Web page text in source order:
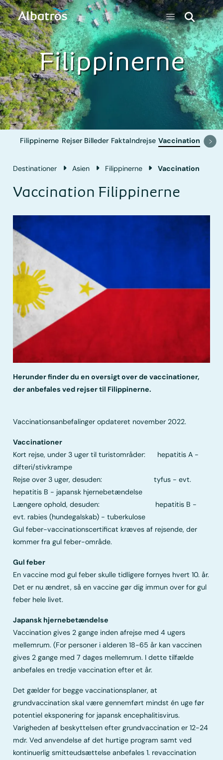
Filippinerne
Filippinerne Rejser Billeder FaktaIndrejse Vaccination
Destinationer Asien Filippinerne Vaccination
Vaccination Filippinerne
Herunder finder du en oversigt over de vaccinationer,
der anbefales ved rejser til Filippinerne.
Vaccinationsanbefalinger opdateret november 2022.
Vaccinationer
Kort rejse, under 3 uger til turistområder: hepatitis A -
difteri/stivkrampe
Rejse over 3 uger, desuden: tyfus - evt.
hepatitis B - japansk hjernebetændelse
Længere ophold, desuden: hepatitis B -
evt. rabies (hundegalskab) - tuberkulose
Gul feber-vaccinationscertificat kræves af rejsende, der
kommer fra gul feber-område.
Gul feber
En vaccine mod gul feber skulle tidligere fornyes hvert 10. år.
Det er nu ændret, så en vaccine gør dig immun over for gul
feber hele livet.
Japansk hjernebetændelse
Vaccination gives 2 gange inden afrejse med 4 ugers
mellemrum. (For personer i alderen 18-65 år kan vaccinen
gives 2 gange med 7 dages mellemrum. I dette tilfælde
anbefales en tredje vaccination efter et år.
Det gælder for begge vaccinationsplaner, at
grundvaccination skal være gennemført mindst én uge før
potentiel eksponering for japansk encephalitisvirus.
Varigheden af beskyttelsen efter grundvaccination er 12-24
mdr. Ved anvendelse af det hurtige program samt ved
kontinuerlig smitteudsættelse anbefales 1. revaccination